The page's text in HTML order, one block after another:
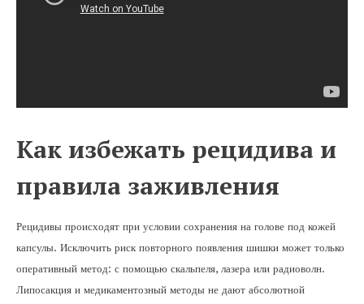
Как избежать рецидива и
правила заживления
Рецидивы происходят при условии сохранения на голове под кожей
капсулы. Исключить риск повторного появления шишки может только
оперативный метод: с помощью скальпеля, лазера или радиоволн.
Липосакция и медикаментозный методы не дают абсолютной